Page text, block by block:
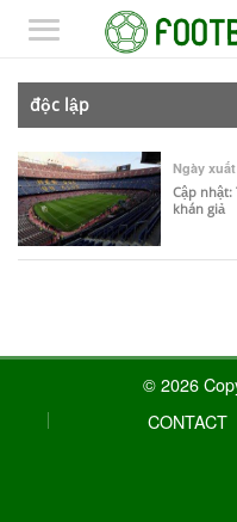
độc lập
Ngày
Cập nhật:
khán giả
© 2026
CONTACT